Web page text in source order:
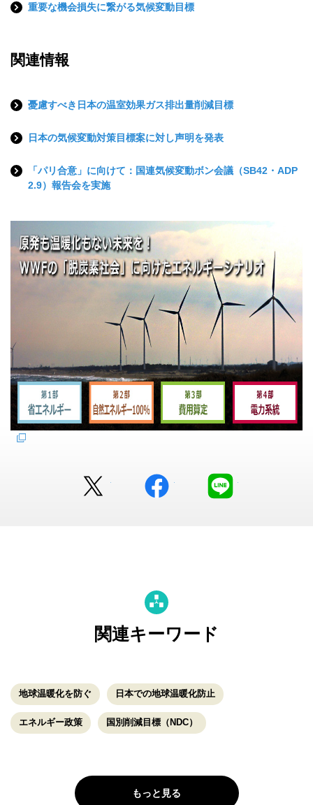
重要な機会損失に繋がる気候変動目標
関連情報
憂慮すべき日本の温室効果ガス排出量削減目標
日本の気候変動対策目標案に対し声明を発表
「パリ合意」に向けて：国連気候変動ボン会議（SB42・ADP
2.9）報告会を実施
facebook
関連キーワード
地球温暖化を防ぐ 日本での地球温暖化防止
エネルギー政策 国別削減目標（NDC）
もっと見る